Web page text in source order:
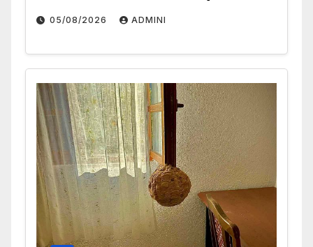
05/08/2026 ADMINI